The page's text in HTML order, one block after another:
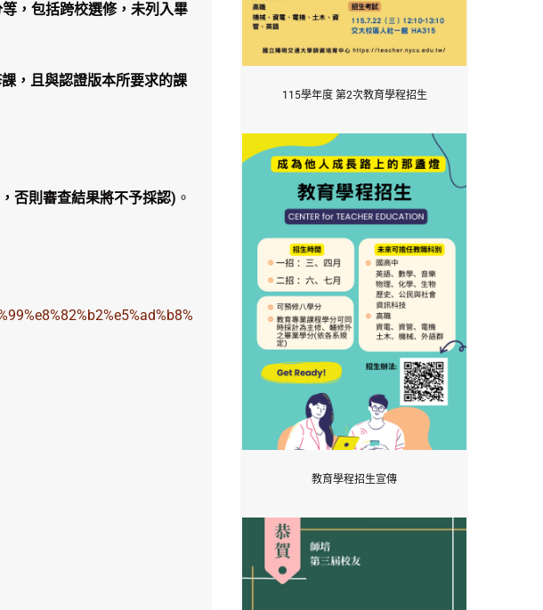
，包括跨校選修，未列入畢
，且與認證版本所要求的課
否則審查結果將不予採認) 。
115學年度 第2次教育學程招生
教育學程招生宣傳